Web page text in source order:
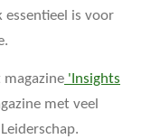
essentieel is voor
magazine 'Insights
met veel